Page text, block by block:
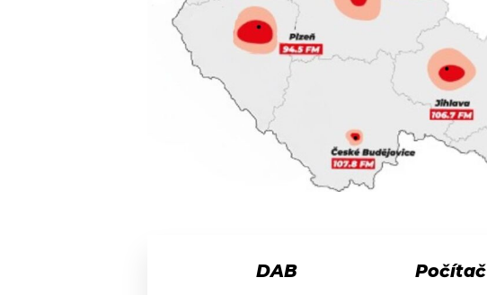
DAB Počítač